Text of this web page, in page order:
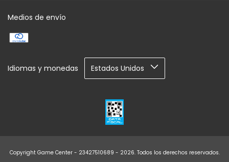
Medios de envío
Idiomas y monedas
Copyright Game Center - 23427510689 - 2026. Todos los derechos reservados.